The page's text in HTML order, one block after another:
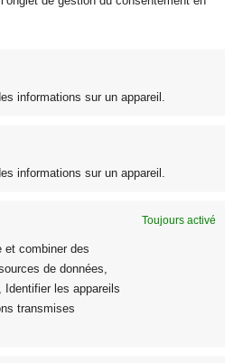
informations sur un appareil.
informations sur un appareil.
Toujours activé
et combiner des
de données,
Identifier les appareils
transmises
1
Digitale
Oeko-Tex
Tex
Antillais Martinique
15